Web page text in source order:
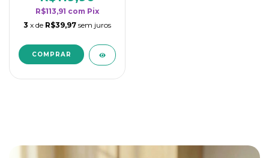
R$113,91 com Pix
3 x de R$39,97 sem juros